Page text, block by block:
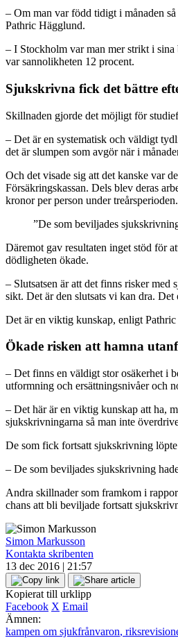
– Om man var född tidigt i månaden
Pathric Hägglund.
– I Stockholm var man mer strikt i
var sannolikheten 12 procent.
Sjukskrivna fick det bättre
Skillnaden gjorde det möjligt för
– Det är en systematisk och väldigt
det är slumpen som avgör när i
Och det visade sig att det kanske var
Försäkringskassan. Dels blev deras
kronor per person under treårsperioden.
”De som beviljades
Däremot gav resultaten inget stöd för
dödligheten ökade.
– Slutsatsen är att det finns risker
sikt. Det är den slutsats vi kan dra.
Det är en viktig kunskap, enligt
Ökade risken att hamna
– Det finns en väldigt stor osäkerhet i
utformning och ersättningsnivåer och
– Det här är en viktig kunskap att ha,
sjukskrivningarna så man inte
De som fick fortsatt sjukskrivning
– De som beviljades sjukskrivning
Andra skillnader som framkom i
chans att bli beviljade fortsatt
Simon Markusson
Kontakta skribenten
13 dec 2016 | 21:57
Kopierat till urklipp
Facebook X Email
Ämnen:
kampen om sjukfrånvaron,